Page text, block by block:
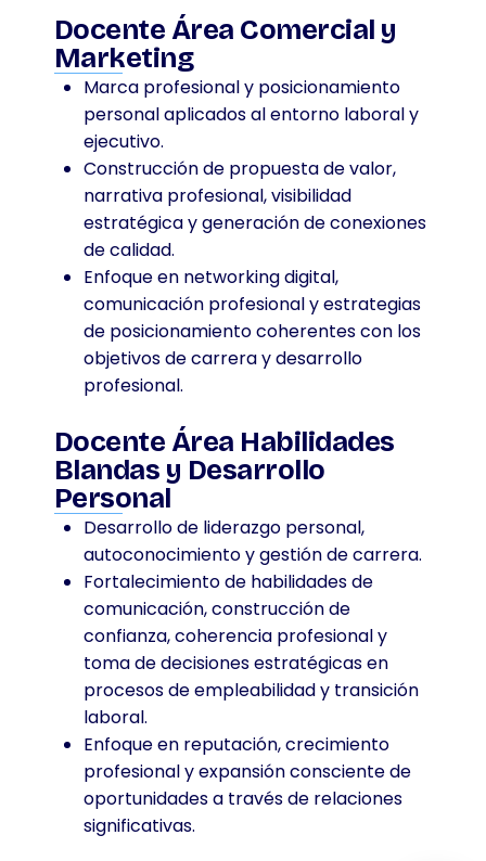
Docente Área Comercial y
Marketing
Marca profesional y posicionamiento
personal aplicados al entorno laboral y
ejecutivo.
Construcción de propuesta de valor,
narrativa profesional, visibilidad
estratégica y generación de conexiones
de calidad.
Enfoque en networking digital,
comunicación profesional y estrategias
de posicionamiento coherentes con los
objetivos de carrera y desarrollo
profesional.
Docente Área Habilidades
Blandas y Desarrollo
Personal
Desarrollo de liderazgo personal,
autoconocimiento y gestión de carrera.
Fortalecimiento de habilidades de
comunicación, construcción de
confianza, coherencia profesional y
toma de decisiones estratégicas en
procesos de empleabilidad y transición
laboral.
Enfoque en reputación, crecimiento
profesional y expansión consciente de
oportunidades a través de relaciones
significativas.